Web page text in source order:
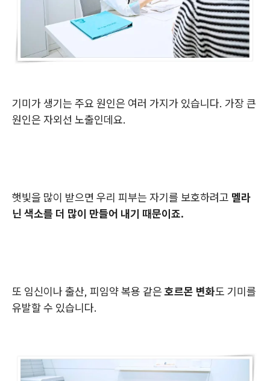
기미가 생기는 주요 원인은 여러 가지가 있습니다. 가장 큰
원인은 자외선 노출인데요.
햇빛을 많이 받으면 우리 피부는 자기를 보호하려고 멜라
닌 색소를 더 많이 만들어 내기 때문이죠.
또 임신이나 출산, 피임약 복용 같은호르몬 변화도 기미를
유발할 수 있습니다.